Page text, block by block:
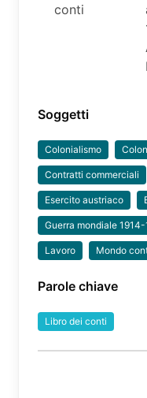
conti
Soggetti
Colonialismo
Contratti commerciali
Esercito austriaco
Guerra mondiale 1914-
Lavoro Mondo
Parole chiave
Libro dei conti